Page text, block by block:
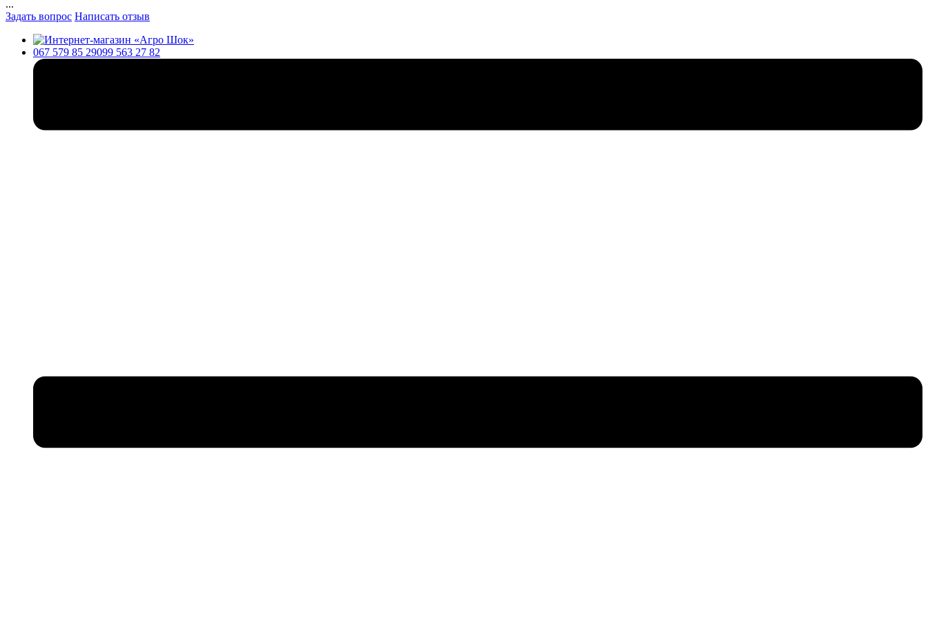
...
Задать вопрос Написать отзыв
067 579 85 29099 563 27 82